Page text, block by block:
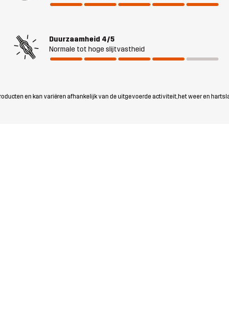
Duurzaamheid 4/5
Normale tot hoge slijtvastheid
en kan variëren afhankelijk van de uitgevoerde activiteit, het weer en